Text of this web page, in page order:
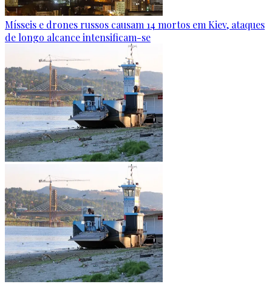
Mísseis e drones russos causam 14 mortos em Kiev, ataques
de longo alcance intensificam-se